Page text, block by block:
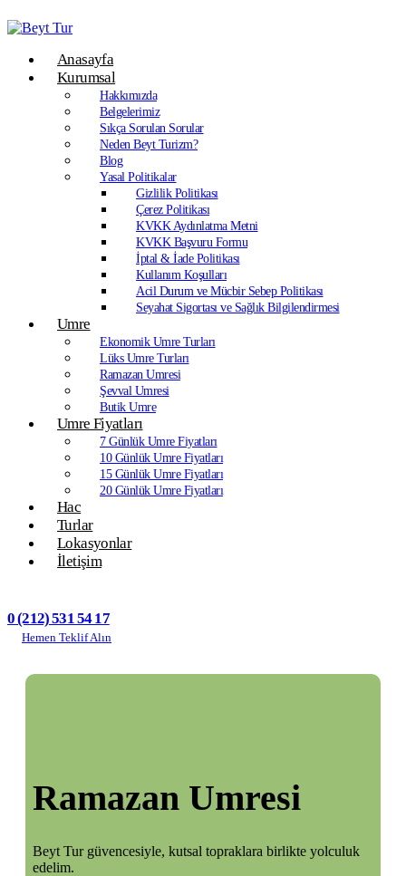
Anasayfa
Kurumsal
Hakkımızda
Belgelerimiz
Sıkça Sorulan Sorular
Neden Beyt Turizm?
Blog
Yasal Politikalar
Gizlilik Politikası
Çerez Politikası
KVKK Aydınlatma Metni
KVKK Başvuru Formu
İptal & İade Politikası
Kullanım Koşulları
Acil Durum ve Mücbir Sebep Politikası
Seyahat Sigortası ve Sağlık Bilgilendirmesi
Umre
Ekonomik Umre Turları
Lüks Umre Turları
Ramazan Umresi
Şevval Umresi
Butik Umre
Umre Fiyatları
7 Günlük Umre Fiyatları
10 Günlük Umre Fiyatları
15 Günlük Umre Fiyatları
20 Günlük Umre Fiyatları
Hac
Turlar
Lokasyonlar
İletişim
0 (212) 531 54 17
Hemen Teklif Alın
Ramazan Umresi
Beyt Tur güvencesiyle, kutsal topraklara birlikte yolculuk
edelim.